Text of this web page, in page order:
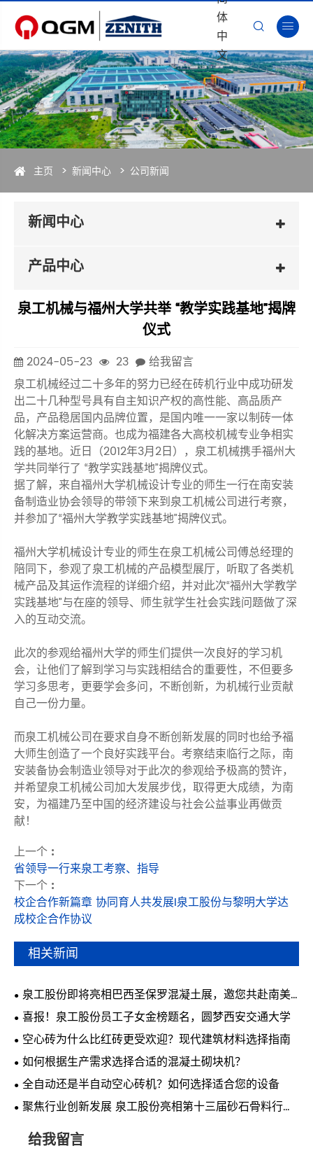
体
中
文
 
主页 新闻中心 公司新闻
新闻中心
产品中心
泉工机械与福州大学共举 “教学实践基地”揭牌
仪式
2024-05-23 23
给我留言
泉工机械经过二十多年的努力已经在砖机行业中成功研发
出二十几种型号具有自主知识产权的高性能、高品质产
品，产品稳居国内品牌位置，是国内唯一一家以制砖一体
化解决方案运营商。也成为福建各大高校机械专业争相实
践的基地。近日（2012年3月2日），泉工机械携手福州大
学共同举行了 “教学实践基地”揭牌仪式。
据了解，来自福州大学机械设计专业的师生一行在南安装
备制造业协会领导的带领下来到泉工机械公司进行考察，
并参加了“福州大学教学实践基地”揭牌仪式。
福州大学机械设计专业的师生在泉工机械公司傅总经理的
陪同下，参观了泉工机械的产品模型展厅，听取了各类机
械产品及其运作流程的详细介绍，并对此次“福州大学教学
实践基地”与在座的领导、师生就学生社会实践问题做了深
入的互动交流。
此次的参观给福州大学的师生们提供一次良好的学习机
会，让他们了解到学习与实践相结合的重要性，不但要多
学习多思考，更要学会多问，不断创新，为机械行业贡献
自己一份力量。
而泉工机械公司在要求自身不断创新发展的同时也给予福
大师生创造了一个良好实践平台。考察结束临行之际，南
安装备协会制造业领导对于此次的参观给予极高的赞许，
并希望泉工机械公司加大发展步伐，取得更大成绩，为南
安，为福建乃至中国的经济建设与社会公益事业再做贡
献！
上一个 :
省领导一行来泉工考察、指导
下一个 :
校企合作新篇章 协同育人共发展I泉工股份与黎明大学达
成校企合作协议
相关新闻
泉工股份即将亮相巴西圣保罗混凝土展，邀您共赴南美
行业盛会
喜报！泉工股份员工子女金榜题名，圆梦西安交通大学
空心砖为什么比红砖更受欢迎？现代建筑材料选择指南
如何根据生产需求选择合适的混凝土砌块机？
全自动还是半自动空心砖机？如何选择适合您的设备
聚焦行业创新发展 泉工股份亮相第十三届砂石骨料行业
给我留言